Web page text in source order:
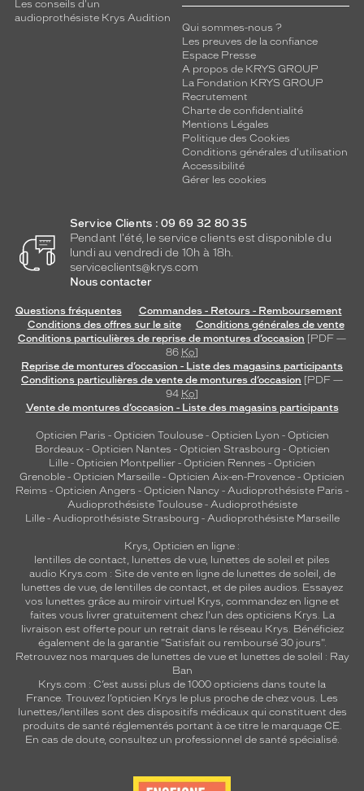
Les conseils d'un
audioprothésiste Krys Audition
Qui sommes-nous ?
Les preuves de la confiance
Espace Presse
A propos de KRYS GROUP
La Fondation KRYS GROUP
Recrutement
Charte de confidentialité
Mentions Légales
Politique des Cookies
Conditions générales d'utilisation
Accessibilité
Gérer les cookies
Service Clients : 09 69 32 80 35
Pendant l'été, le service clients est disponible du
lundi au vendredi de 10h à 18h.
serviceclients@krys.com
Nous contacter
Questions fréquentes
Commandes - Retours - Remboursement
Conditions des offres sur le site
Conditions générales de vente
Conditions particulières de reprise de montures d’occasion [PDF —
86 Ko]
Reprise de montures d’occasion - Liste des magasins participants
Conditions particulières de vente de montures d’occasion [PDF —
94 Ko]
Vente de montures d’occasion - Liste des magasins participants
Opticien Paris - Opticien Toulouse- Opticien Lyon - Opticien
Bordeaux- Opticien Nantes - Opticien Strasbourg - Opticien
Lille - Opticien Montpellier - Opticien Rennes - Opticien
Grenoble - Opticien Marseille - Opticien Aix-en-Provence - Opticien
Reims - Opticien Angers - Opticien Nancy - Audioprothésiste Paris -
Audioprothésiste Toulouse- Audioprothésiste
Lille- Audioprothésiste Strasbourg - Audioprothésiste Marseille
Krys, Opticien en ligne :
lentilles de contact, lunettes de vue, lunettes de soleil et piles
audio Krys.com : Site de vente en ligne de lunettes de soleil, de
lunettes de vue, de lentilles de contact, et de piles audios. Essayez
vos lunettes grâce au miroir virtuel Krys, commandez en ligne et
faites vous livrer gratuitement chez l'un des opticiens Krys. La
livraison est offerte pour un retrait dans le réseau Krys. Bénéficiez
également de la garantie "Satisfait ou remboursé 30 jours".
Retrouvez nos marques de lunettes de vue et lunettes de soleil : Ray
Ban
Krys.com : C’est aussi plus de 1000 opticiens dans toute la
France. Trouvez l’opticien Krys le plus proche de chez vous. Les
lunettes/lentilles sont des dispositifs médicaux qui constituent des
produits de santé réglementés portant à ce titre le marquage CE.
En cas de doute, consultez un professionnel de santé spécialisé.